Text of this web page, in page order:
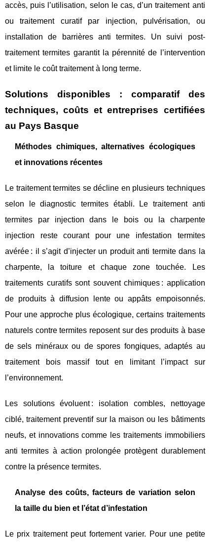
accès, puis l’utilisation, selon le cas, d’un traitement anti
ou traitement curatif par injection, pulvérisation, ou
installation de barrières anti termites. Un suivi post-
traitement termites garantit la pérennité de l’intervention
et limite le coût traitement à long terme.
Solutions disponibles : comparatif des
techniques, coûts et entreprises certifiées
au Pays Basque
Méthodes chimiques, alternatives écologiques
et innovations récentes
Le traitement termites se décline en plusieurs techniques
selon le diagnostic termites établi. Le traitement anti
termites par injection dans le bois ou la charpente
injection reste courant pour une infestation termites
avérée : il s’agit d’injecter un produit anti termite dans la
charpente, la toiture et chaque zone touchée. Les
traitements curatifs sont souvent chimiques : application
de produits à diffusion lente ou appâts empoisonnés.
Pour une approche plus écologique, certains traitements
naturels contre termites reposent sur des produits à base
de sels minéraux ou de spores fongiques, adaptés au
traitement bois massif tout en limitant l’impact sur
l’environnement.
Les solutions évoluent : isolation combles, nettoyage
ciblé, traitement preventif sur la maison ou les bâtiments
neufs, et innovations comme les traitements immobiliers
anti termites à action prolongée protègent durablement
contre la présence termites.
Analyse des coûts, facteurs de variation selon
la taille du bien et l’état d’infestation
Le prix traitement peut fortement varier. Pour une petite